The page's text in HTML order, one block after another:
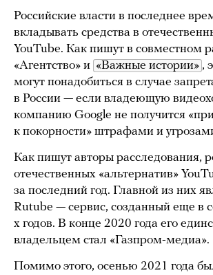
Российские власти в последнее
вкладывать средства в
YouTube. Как пишут в совместном
«Агентство» и «Важные истории» ,
могут понадобиться в случае
в России — если владеющую
компанию Google не получится
к покорности» штрафами и
Как пишут авторы расследования,
отечественных «альтернатив»
за последний год. Главной из них
Rutube — сервис, созданный еще в
х годов. В конце 2020 года его
владельцем стал «Газпром-медиа».
Помимо этого, осенью 2021 года